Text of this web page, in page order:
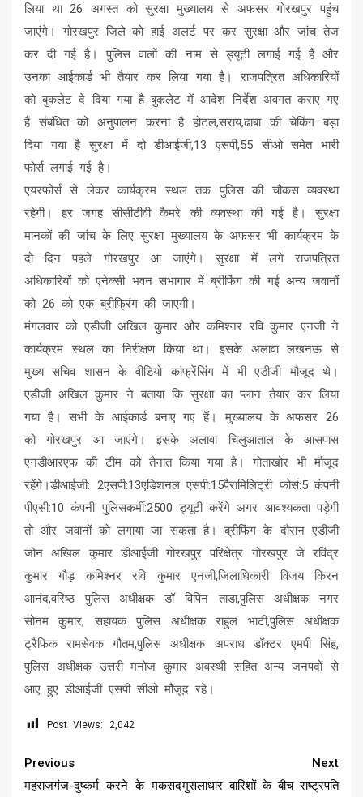
लिया था 26 अगस्त को सुरक्षा मुख्यालय से अफसर गोरखपुर पहुंच
जाएंगे। गोरखपुर जिले को हाई अलर्ट पर कर सुरक्षा और जांच तेज
कर दी गई है। पुलिस वालों की नाम से ड्यूटी लगाई गई है और
उनका आईकार्ड भी तैयार कर लिया गया है। राजपत्रित अधिकारियों
को बुकलेट दे दिया गया है बुकलेट में आदेश निर्देश अवगत कराए गए
हैं संबंधित को अनुपालन करना है होटल,सराय,ढाबा की चेकिंग बड़ा
दिया गया है सुरक्षा में दो डीआईजी,13 एसपी,55 सीओ समेत भारी
फोर्स लगाई गई है।
एयरफोर्स से लेकर कार्यक्रम स्थल तक पुलिस की चौकस व्यवस्था
रहेगी। हर जगह सीसीटीवी कैमरे की व्यवस्था की गई है। सुरक्षा
मानकों की जांच के लिए सुरक्षा मुख्यालय के अफसर भी कार्यक्रम के
दो दिन पहले गोरखपुर आ जाएंगे। सुरक्षा में लगे राजपत्रित
अधिकारियों को एनेक्सी भवन सभागार में ब्रीफिंग की गई अन्य जवानों
को 26 को एक ब्रीफ्रिंग की जाएगी।
मंगलवार को एडीजी अखिल कुमार और कमिश्नर रवि कुमार एनजी ने
कार्यक्रम स्थल का निरीक्षण किया था। इसके अलावा लखनऊ से
मुख्य सचिव शासन के वीडियो कांफ्रेंसिंग में भी एडीजी मौजूद थे।
एडीजी अखिल कुमार ने बताया कि सुरक्षा का प्लान तैयार कर लिया
गया है। सभी के आईकार्ड बनाए गए हैं। मुख्यालय के अफसर 26
को गोरखपुर आ जाएंगे। इसके अलावा चिलुआताल के आसपास
एनडीआरएफ की टीम को तैनात किया गया है। गोताखोर भी मौजूद
रहेंगे।डीआईजी: 2एसपी:13एडिशनल एसपी:15पैरामिलिट्री फोर्स:5 कंपनी
पीएसी:10 कंपनी पुलिसकर्मी:2500 ड्यूटी करेंगे अगर आवश्यकता पड़ेगी
तो और जवानों को लगाया जा सकता है। ब्रीफिंग के दौरान एडीजी
जोन अखिल कुमार डीआईजी गोरखपुर परिक्षेत्र गोरखपुर जे रविंद्र
कुमार गौड़ कमिश्नर रवि कुमार एनजी,जिलाधिकारी विजय किरन
आनंद,वरिष्ठ पुलिस अधीक्षक डॉ विपिन ताडा,पुलिस अधीक्षक नगर
सोनम कुमार, सहायक पुलिस अधीक्षक राहुल भाटी,पुलिस अधीक्षक
ट्रैफिक रामसेवक गौतम,पुलिस अधीक्षक अपराध डॉक्टर एमपी सिंह,
पुलिस अधीक्षक उत्तरी मनोज कुमार अवस्थी सहित अन्य जनपदों से
आए हुए डीआईजी एसपी सीओ मौजूद रहे।
Post Views: 2,042
Continue
Reading
Previous
महराजगंज-दुष्कर्म करने के मकसद
Next
मुसलाधार बारिशों के बीच राष्ट्रपति